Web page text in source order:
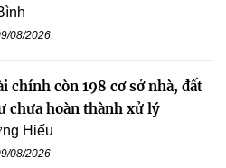
08/2026
chính còn 198 cơ sở nhà, đất
chưa hoàn thành xử lý
Hiếu
08/2026